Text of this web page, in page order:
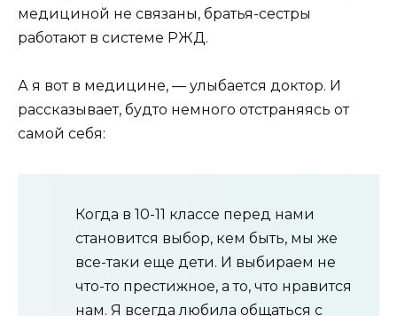
медициной не связаны, братья-сестры
работают в системе РЖД.
А я вот в медицине, — улыбается доктор. И
рассказывает, будто немного отстраняясь от
самой себя:
Когда в 10-11 классе перед нами
становится выбор, кем быть, мы же
все-таки еще дети. И выбираем не
что-то престижное, а то, что нравится
нам. Я всегда любила общаться с